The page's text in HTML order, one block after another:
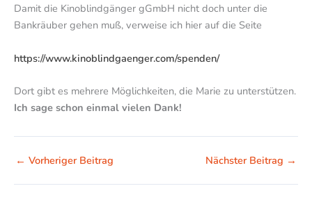
Damit die Kinoblindgänger gGmbH nicht doch unter die
Bankräuber gehen muß, verweise ich hier auf die Seite
https://www.kinoblindgaenger.com/spenden/
Dort gibt es mehrere Möglichkeiten, die Marie zu unterstützen.
Ich sage schon einmal vielen Dank!
← Vorheriger Beitrag Nächster Beitrag →